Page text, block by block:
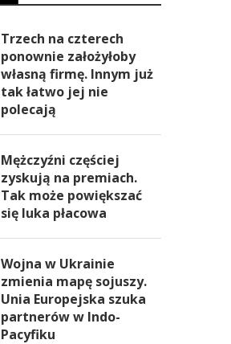
Trzech na czterech
ponownie założyłoby
własną firmę. Innym już
tak łatwo jej nie
polecają
Mężczyźni częściej
zyskują na premiach.
Tak może powiększać
się luka płacowa
Wojna w Ukrainie
zmienia mapę sojuszy.
Unia Europejska szuka
partnerów w Indo-
Pacyfiku